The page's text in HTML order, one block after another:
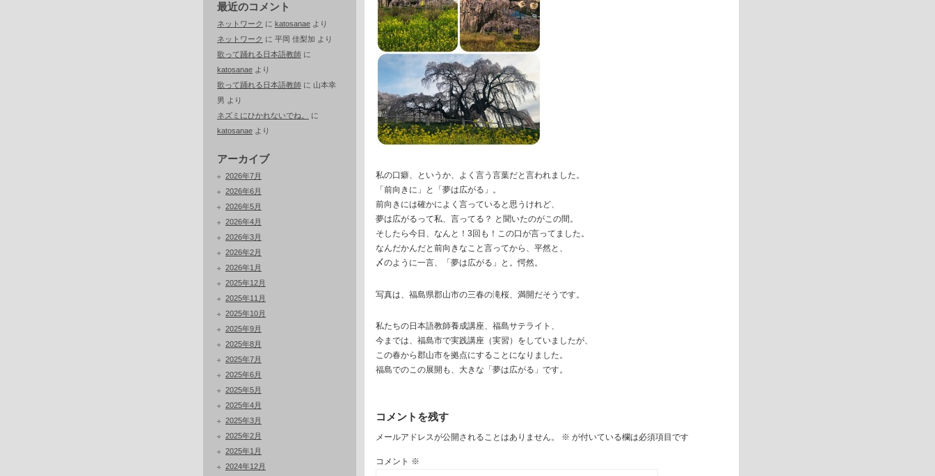
最近のコメント
ネットワーク に katosanae より
ネットワーク に 平岡 佳梨加 より
歌って踊れる日本語教師 に
katosanae より
歌って踊れる日本語教師 に 山本幸
男 より
ネズミにひかれないでね。
に
katosanae より
アーカイブ
2026年7月
2026年6月
2026年5月
2026年4月
2026年3月
2026年2月
2026年1月
2025年12月
2025年11月
2025年10月
2025年9月
2025年8月
2025年7月
2025年6月
2025年5月
2025年4月
2025年3月
2025年2月
2025年1月
2024年12月
私の口癖、というか、よく言う言葉だと言われました。
「前向きに」と「夢は広がる」。
前向きには確かによく言っていると思うけれど、
夢は広がるって私、言ってる？ と聞いたのがこの間。
そしたら今日、なんと！3回も！この口が言ってました。
なんだかんだと前向きなこと言ってから、平然と、
〆のように一言、「夢は広がる」と。愕然。
写真は、福島県郡山市の三春の滝桜、満開だそうです。
私たちの日本語教師養成講座、福島サテライト、
今までは、福島市で実践講座（実習）をしていましたが、
この春から郡山市を拠点にすることになりました。
福島でのこの展開も、大きな「夢は広がる」です。
コメントを残す
メールアドレスが公開されることはありません。 ※ が付いている欄は必須項目です
コメント ※